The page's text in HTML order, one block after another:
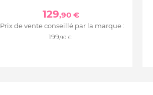
129,90 €
Prix de vente conseillé par la marque :
199,90 €